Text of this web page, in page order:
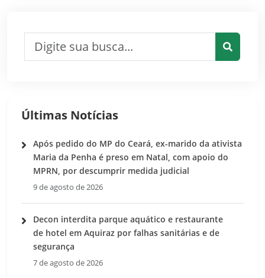
Últimas Notícias
Após pedido do MP do Ceará, ex-marido da ativista
Maria da Penha é preso em Natal, com apoio do
MPRN, por descumprir medida judicial
9 de agosto de 2026
Decon interdita parque aquático e restaurante
de hotel em Aquiraz por falhas sanitárias e de
segurança
7 de agosto de 2026